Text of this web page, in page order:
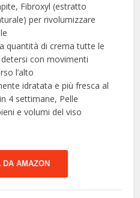
Fibroxyl (estratto
per rivolumizzare
quantità di crema tutte le
con movimenti
l’alto
idratata e più fresca al
4 settimane, Pelle
e volumi del viso
DA AMAZON